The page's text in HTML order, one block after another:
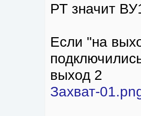
РТ значит
Если "на
выход 2
Захват-